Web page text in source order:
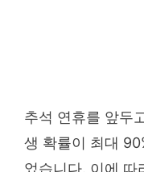
추석 연휴를 앞두
생 확률이 최대
었습니다. 이에 따